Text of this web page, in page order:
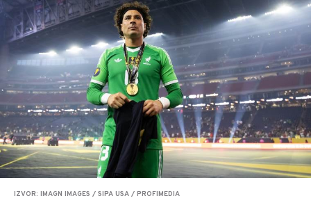
IZVOR: IMAGN IMAGES / SIPA USA / PROFIMEDIA